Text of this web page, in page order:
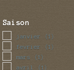
Saison
janvier (1)
fevrier (1)
mars (1)
avril (1)